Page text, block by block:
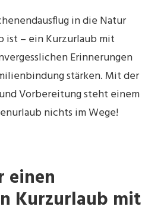
in die Natur
ist – ein Kurzurlaub mit
Erinnerungen
stärken. Mit der
Vorbereitung steht einem
nichts im Wege!
einen
Kurzurlaub mit